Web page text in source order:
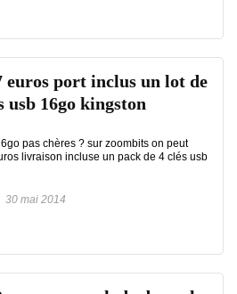
euros port inclus un lot de
usb 16go kingston
pas chères ? sur zoombits on peut
livraison incluse un pack de 4 clés usb
30 mai 2014